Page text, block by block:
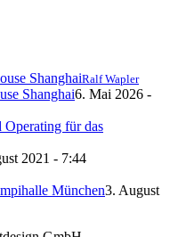
Ralf Wapler
Shanghai6. Mai 2026 -
2021 - 7:44
München3. August